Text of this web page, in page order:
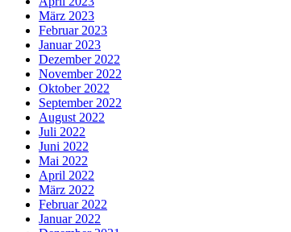
März 2023
Februar 2023
Januar 2023
Dezember 2022
November 2022
Oktober 2022
September 2022
August 2022
Juli 2022
Juni 2022
Mai 2022
April 2022
März 2022
Februar 2022
Januar 2022